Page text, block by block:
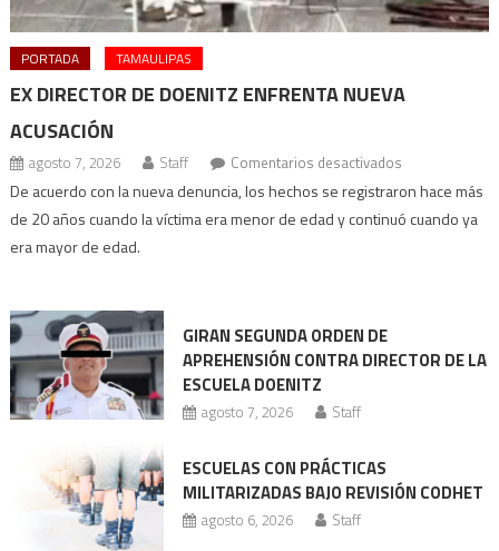
PORTADA TAMAULIPAS
EX DIRECTOR DE DOENITZ ENFRENTA NUEVA
ACUSACIÓN
agosto 7, 2026 Staff Comentarios desactivadosen
Ex
director
De acuerdo con la nueva denuncia, los hechos se registraron hace más
de 20 años cuando la víctima era menor de edad y continuó cuando ya
era mayor de edad.
GIRAN SEGUNDA ORDEN DE
APREHENSIÓN CONTRA DIRECTOR DE LA
ESCUELA DOENITZ
agosto 7, 2026 Staff
ESCUELAS CON PRÁCTICAS
MILITARIZADAS BAJO REVISIÓN CODHET
agosto 6, 2026 Staff